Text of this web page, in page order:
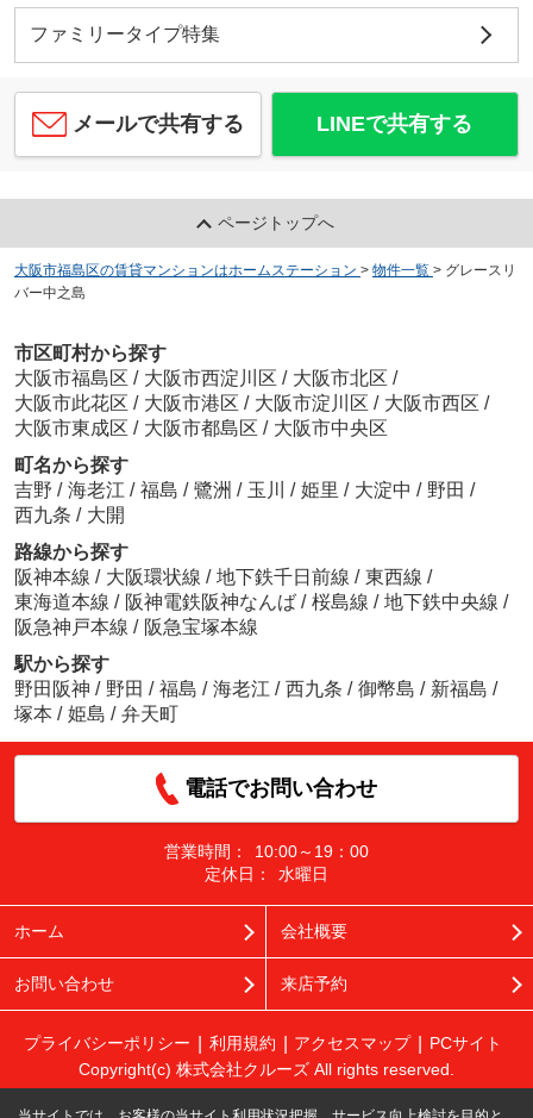
ファミリータイプ特集
メールで共有する LINEで共有する
ページトップへ
大阪市福島区の賃貸マンションはホームステーション > 物件一覧 > グレースリ
バー中之島
市区町村から探す
大阪市福島区 / 大阪市西淀川区 / 大阪市北区 /
大阪市此花区 / 大阪市港区 / 大阪市淀川区 / 大阪市西区 /
大阪市東成区 / 大阪市都島区 / 大阪市中央区
町名から探す
吉野 / 海老江 / 福島 / 鷺洲 / 玉川 / 姫里 / 大淀中 / 野田 /
西九条 / 大開
路線から探す
阪神本線 / 大阪環状線 / 地下鉄千日前線 / 東西線 /
東海道本線 / 阪神電鉄阪神なんば / 桜島線 / 地下鉄中央線 /
阪急神戸本線 / 阪急宝塚本線
駅から探す
野田阪神 / 野田 / 福島 / 海老江 / 西九条 / 御幣島 / 新福島 /
塚本 / 姫島 / 弁天町
電話でお問い合わせ
営業時間：
10:00～19：00
定休日：
水曜日
ホーム 会社概要
お問い合わせ 来店予約
プライバシーポリシー 利用規約 アクセスマップ
PCサイト
Copyright(c) 株式会社クルーズ All rights reserved.